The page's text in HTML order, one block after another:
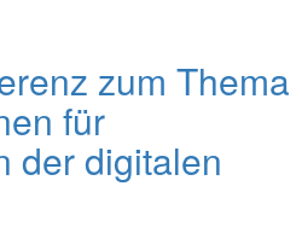
zum Thema
für
der digitalen